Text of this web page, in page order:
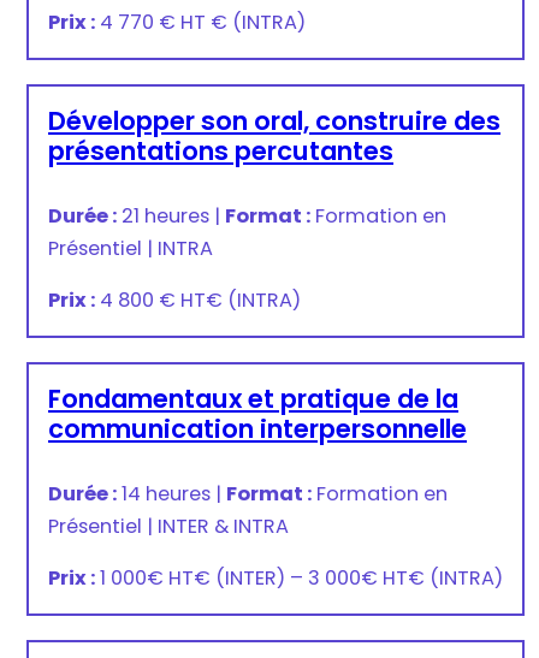
Prix : 4 770 € HT € (INTRA)
Développer son oral, construire des
présentations percutantes
Durée : 21 heures | Format : Formation en
Présentiel | INTRA
Prix : 4 800 € HT€ (INTRA)
Fondamentaux et pratique de la
communication interpersonnelle
Durée :14 heures | Format : Formation en
Présentiel | INTER & INTRA
Prix :1 000€ HT€ (INTER) – 3 000€ HT€ (INTRA)